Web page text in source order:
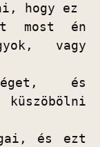
hogy ez
most én
vagy
és
és ezt